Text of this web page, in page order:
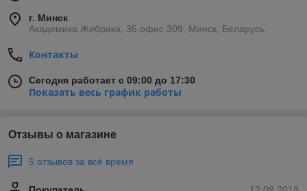
г. Минск
Академика Жебрака, 35 офис 309, Минск, Беларусь
Контакты
Сегодня работает с 09:00 до 17:30
Показать весь график работы
Отзывы о магазине
5 отзывов за всё время